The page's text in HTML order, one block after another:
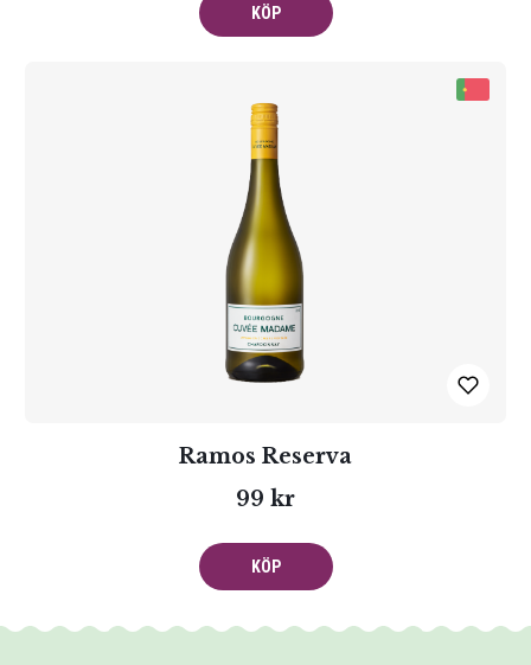
KÖP
Ramos Reserva
99 kr
KÖP